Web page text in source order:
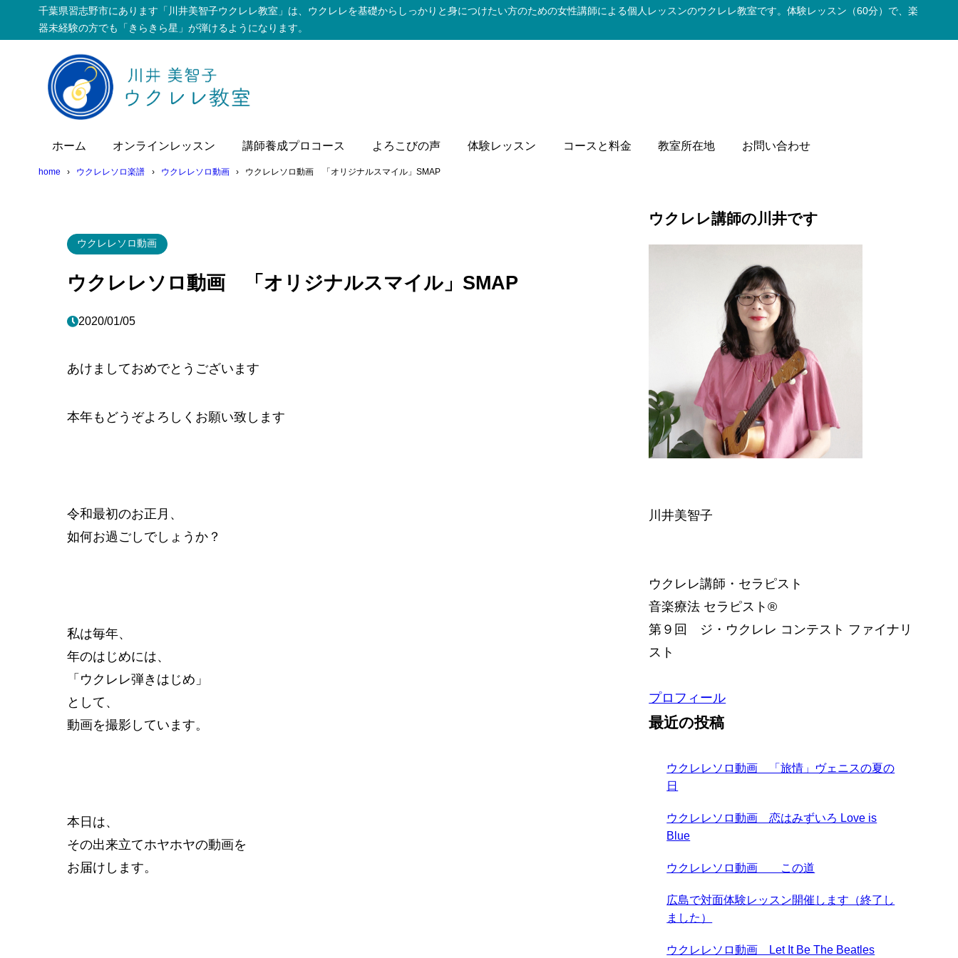
千葉県習志野市にあります「川井美智子ウクレレ教室」は、ウクレレを基礎からしっかりと身につけたい方のための女性講師による個人レッスンのウクレレ教室です。体験レッスン（60分）で、楽
器未経験の方でも「きらきら星」が弾けるようになります。
ホーム オンラインレッスン 講師養成プロコース よろこびの声 体験レッスン コースと料金 教室所在地 お問い合わせ
home ウクレレソロ楽譜 ウクレレソロ動画 ウクレレソロ動画 「オリジナルスマイル」SMAP
ウクレレソロ動画
ウクレレソロ動画 「オリジナルスマイル」SMAP
2020/01/05
あけましておめでとうございます
本年もどうぞよろしくお願い致します
令和最初のお正月、
如何お過ごしでしょうか？
私は毎年、
年のはじめには、
「ウクレレ弾きはじめ」
として、
動画を撮影しています。
本日は、
その出来立てホヤホヤの動画を
お届けします。
ウクレレ講師の川井です
川井美智子
ウクレレ講師・セラピスト
音楽療法 セラピスト®︎
第９回 ジ・ウクレレ コンテスト ファイナリ
スト
プロフィール
最近の投稿
ウクレレソロ動画 「旅情」ヴェニスの夏の
日
ウクレレソロ動画 恋はみずいろ Love is
Blue
ウクレレソロ動画 この道
広島で対面体験レッスン開催します（終了し
ました）
ウクレレソロ動画 Let It Be The Beatles